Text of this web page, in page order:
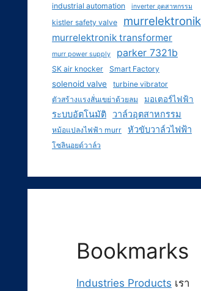
industrial automation inverter อุตสาหกรรม
kistler safety valve murrelektronik
murrelektronik transformer
murr power supply parker 7321b
SK air knocker Smart Factory
solenoid valve
turbine vibrator
ตัวสร้างแรงสั่นเขย่าด้วยลม
มอเตอร์ไฟฟ้า
ระบบอัตโนมัติ วาล์วอุตสาหกรรม
หม้อแปลงไฟฟ้า murr หัวขับวาล์วไฟฟ้า
โซลินอยด์วาล์ว
Bookmarks
Industries Products เรา